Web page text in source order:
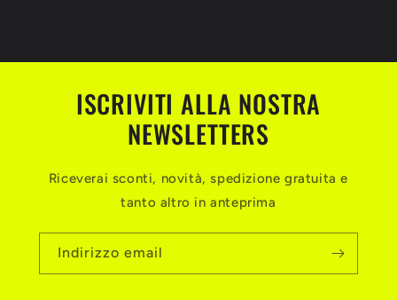
ISCRIVITI ALLA NOSTRA
NEWSLETTERS
Riceverai sconti, novità, spedizione gratuita e
tanto altro in anteprima
Indirizzo email